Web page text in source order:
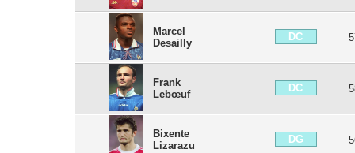
Marcel
Desailly
DC
Frank
Lebœuf
DC
Bixente
Lizarazu
DG